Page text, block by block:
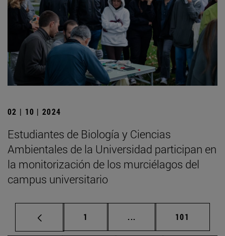
02 | 10 | 2024
Estudiantes de Biología y Ciencias
Ambientales de la Universidad participan en
la monitorización de los murciélagos del
campus universitario
Página
1 ... Páginas intermedias
Página
101